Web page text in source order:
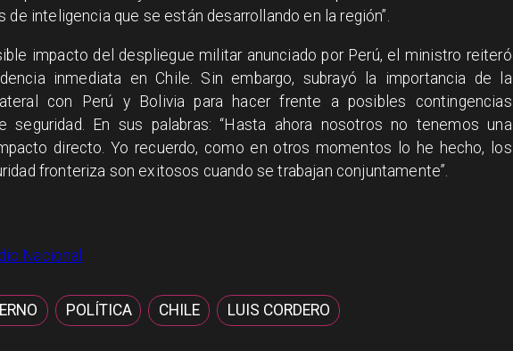
de inteligencia que se están desarrollando en la región”.
impacto del despliegue militar anunciado por Perú, el ministro reiteró
inmediata en Chile. Sin embargo, subrayó la importancia de la
con Perú y Bolivia para hacer frente a posibles contingencias
seguridad. En sus palabras: “Hasta ahora nosotros no tenemos una
directo. Yo recuerdo, como en otros momentos lo he hecho, los
fronteriza son exitosos cuando se trabajan conjuntamente”.
Nacional
POLÍTICA CHILE LUIS CORDERO